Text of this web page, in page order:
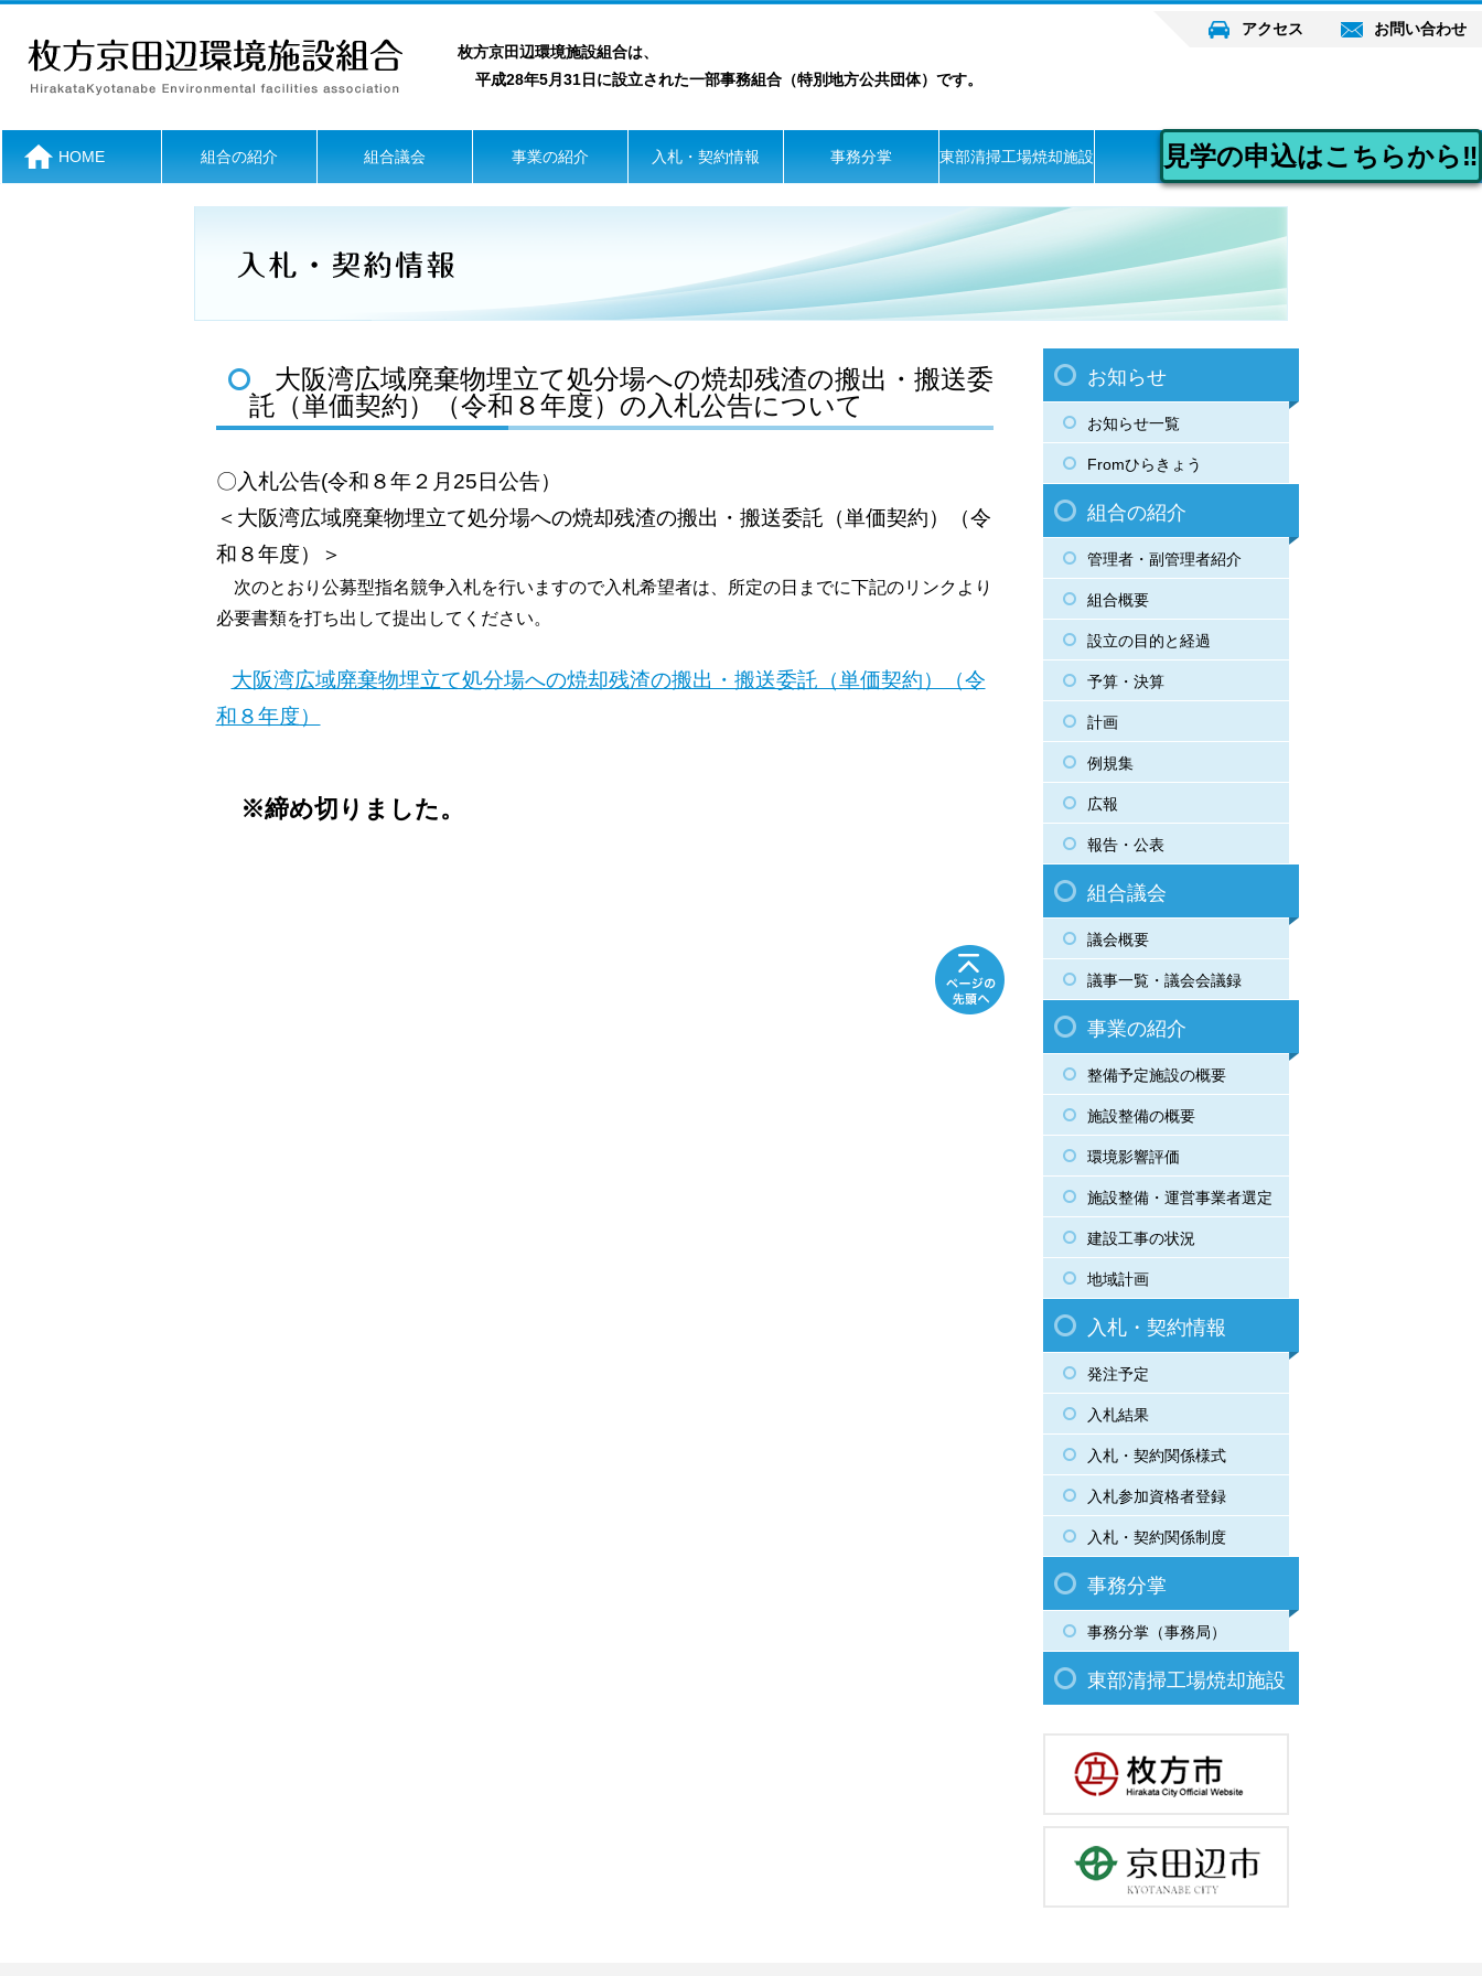
枚方京田辺環境施設組合は、
平成28年5月31日に設立された一部事務組合（特別地方公共団体）です。
アクセス お問い合わせ
HOME 組合の紹介 組合議会 事業の紹介 入札・契約情報 事務分掌 東部清掃工場焼却施設 見学の申込はこちらから‼
大阪湾広域廃棄物埋立て処分場への焼却残渣の搬出・搬送委
託（単価契約）（令和８年度）の入札公告について
〇入札公告(令和８年２月25日公告）
＜大阪湾広域廃棄物埋立て処分場への焼却残渣の搬出・搬送委託（単価契約）（令
和８年度）＞
次のとおり公募型指名競争入札を行いますので入札希望者は、所定の日までに下記のリンクより
必要書類を打ち出して提出してください。
大阪湾広域廃棄物埋立て処分場への焼却残渣の搬出・搬送委託（単価契約）（令
和８年度）
※締め切りました。
お知らせ
お知らせ一覧
Fromひらきょう
組合の紹介
管理者・副管理者紹介
組合概要
設立の目的と経過
予算・決算
計画
例規集
広報
報告・公表
組合議会
議会概要
議事一覧・議会会議録
事業の紹介
整備予定施設の概要
施設整備の概要
環境影響評価
施設整備・運営事業者選定
建設工事の状況
地域計画
入札・契約情報
発注予定
入札結果
入札・契約関係様式
入札参加資格者登録
入札・契約関係制度
事務分掌
事務分掌（事務局）
東部清掃工場焼却施設